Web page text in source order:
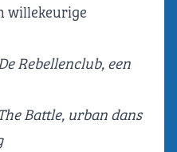
willekeurige
Rebellenclub, een
Battle, urban dans